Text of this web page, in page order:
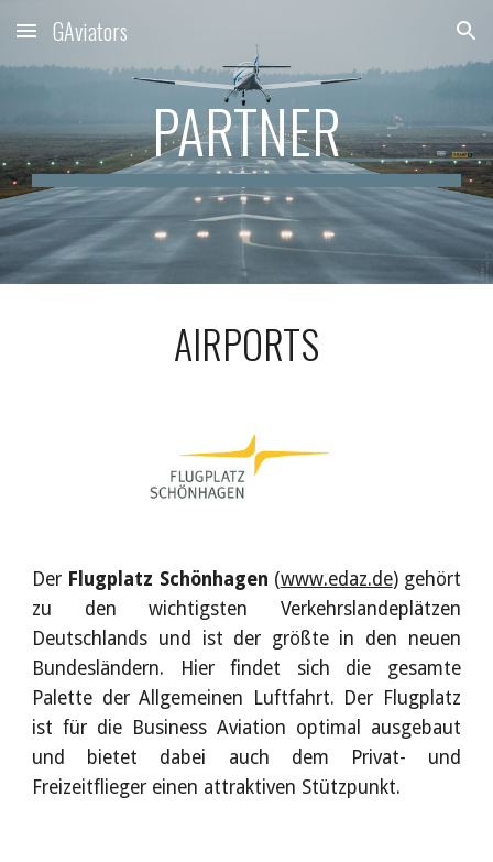
Skip to main content Skip to navigation
GAviators
PARTNER
AIRPORTS
Der Flugplatz Schönhagen (www.edaz.de) gehört
zu den wichtigsten Verkehrslandeplätzen
Deutschlands und ist der größte in den neuen
Bundesländern. Hier findet sich die gesamte
Palette der Allgemeinen Luftfahrt. Der Flugplatz
ist für die Business Aviation optimal ausgebaut
und bietet dabei auch dem Privat- und
Freizeitflieger einen attraktiven Stützpunkt.